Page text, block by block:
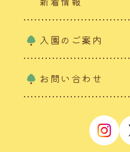
入園のご案内
お問い合わせ